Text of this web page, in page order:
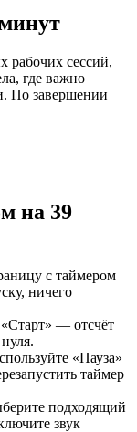
рабочих сессий,
где важно
По завершении
на 39
с таймером
ничего
— отсчёт
«Пауза»
таймер
подходящий
звук